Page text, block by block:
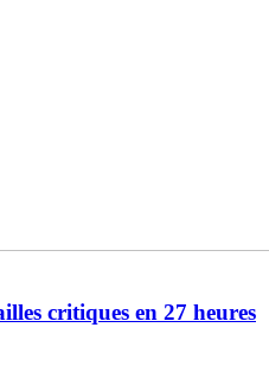
critiques en 27 heures